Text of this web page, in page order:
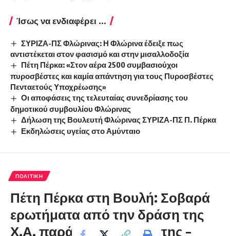
Ίσως να ενδιαφέρει ...
ΣΥΡΙΖΑ-ΠΣ Φλώρινας: Η Φλώρινα έδειξε πως
αντιστέκεται στον φασισμό και στην μισαλλοδοξία
Πέτη Πέρκα: «Στον αέρα 2500 συμβασιούχοι
πυροσβέστες και καμία απάντηση για τους Πυροσβέστες
Πενταετούς Υποχρέωσης»
Οι αποφάσεις της τελευταίας συνεδρίασης του
δημοτικού συμβουλίου Φλώρινας
Δήλωση της Βουλευτή Φλώρινας ΣΥΡΙΖΑ-ΠΣ Π. Πέρκα
Εκδηλώσεις υγείας στο Αμύνταιο
ΠΟΛΙΤΙΚΉ
Πέτη Πέρκα στη Βουλή: Σοβαρά
ερωτήματα από την δράση της
Χ.Α. παρά την καταδίκη της –